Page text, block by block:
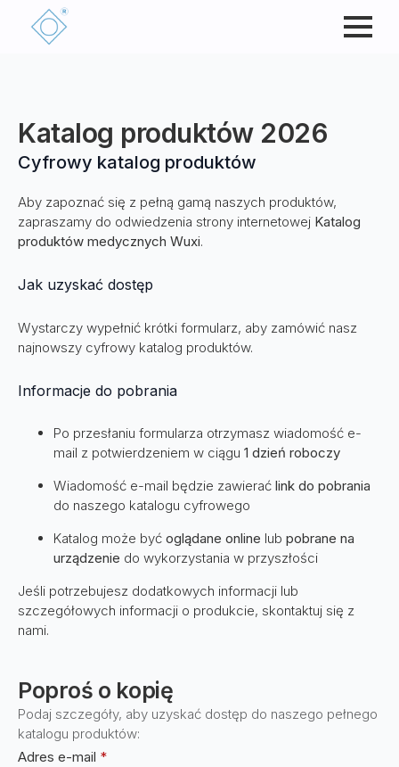
Katalog produktów 2026
Cyfrowy katalog produktów
Aby zapoznać się z pełną gamą naszych produktów,
zapraszamy do odwiedzenia strony internetowej Katalog
produktów medycznych Wuxi.
Jak uzyskać dostęp
Wystarczy wypełnić krótki formularz, aby zamówić nasz
najnowszy cyfrowy katalog produktów.
Informacje do pobrania
Po przesłaniu formularza otrzymasz wiadomość e-
mail z potwierdzeniem w ciągu 1 dzień roboczy
Wiadomość e-mail będzie zawierać link do pobrania
do naszego katalogu cyfrowego
Katalog może być oglądane online lub pobrane na
urządzenie do wykorzystania w przyszłości
Jeśli potrzebujesz dodatkowych informacji lub
szczegółowych informacji o produkcie, skontaktuj się z
nami.
Poproś o kopię
Podaj szczegóły, aby uzyskać dostęp do naszego pełnego
katalogu produktów:
Adres e-mail *